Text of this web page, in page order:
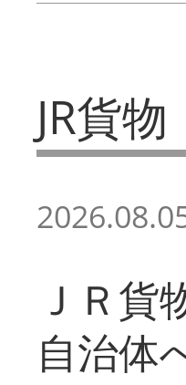
JR貨物
ＪＲ
自治体